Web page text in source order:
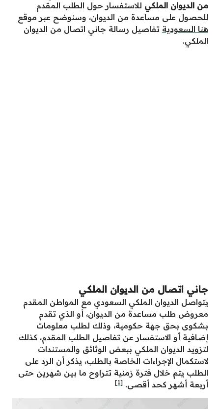
من الديوان الملكي للاستفسار حول الطلب المقدم
للحصول على مساعدة من الديوان، وسنوضح عبر موقع
هنا السعودية تفاصيل رسالة جاني اتصال من الديوان
الملكي.
جاني اتصال من الديوان الملكي
يتواصل الديوان الملكي السعودي مع المواطن المقدم
معروض طلب مساعدة من الديوان، أو الذي تقدم
بشكوى بحق جهة حكومية، وذلك لطلب معلومات
إضافية أو الاستفسار عن تفاصيل الطلب المقدم، كذلك
لتزويد الديوان الملكي ببعض الوثائق والمستندات
لاستكمال الإجراءات الخاصة بالطلب، يذكر أن الرد على
الطلب يتم خلال فترة زمنية تتراوح ما بين شهرين حتى
أربعة أشهر كحد أقصى. [1]